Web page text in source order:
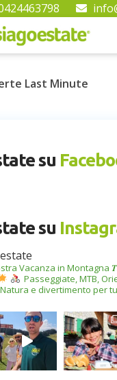
Last Minute
su
su
Vacanza in Montagna
Passeggiate, MTB,
Natura e divertimento per